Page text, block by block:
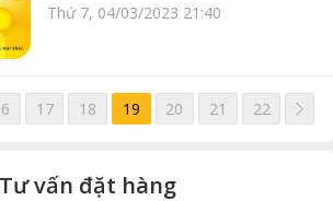
Thứ 7, 04/03/2023 21:40
17 18 19 20 21 22 >
Tư vấn đặt hàng